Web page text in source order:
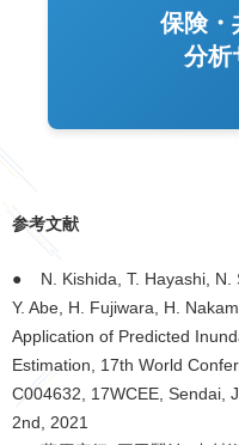
保険・
分析
参考文献
● N. Kishida, T. Hayashi, N.
Y. Abe, H. Fujiwara, H.
Application of Predicted
Estimation, 17th World
C004632, 17WCEE, Sendai,
2nd, 2021